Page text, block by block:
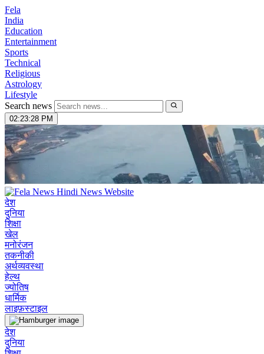
Fela
India
Education
Entertainment
Sports
Technical
Religious
Astrology
Lifestyle
Search news
02:23:29 PM
देश
दुनिया
शिक्षा
खेल
मनोरंजन
तकनीकी
अर्थव्यवस्था
हेल्थ
ज्योतिष
धार्मिक
लाइफ़स्टाइल
देश
दुनिया